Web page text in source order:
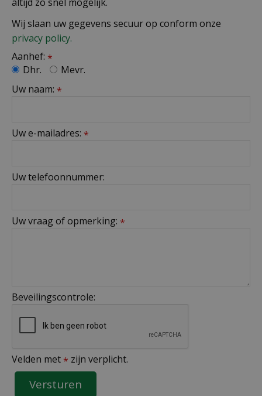
Wij slaan uw gegevens secuur op conform onze
privacy policy.
Aanhef: *
Dhr.
Mevr.
Uw naam: *
Uw e-mailadres: *
Uw telefoonnummer:
Uw vraag of opmerking: *
Beveilingscontrole:
Velden met * zijn verplicht.